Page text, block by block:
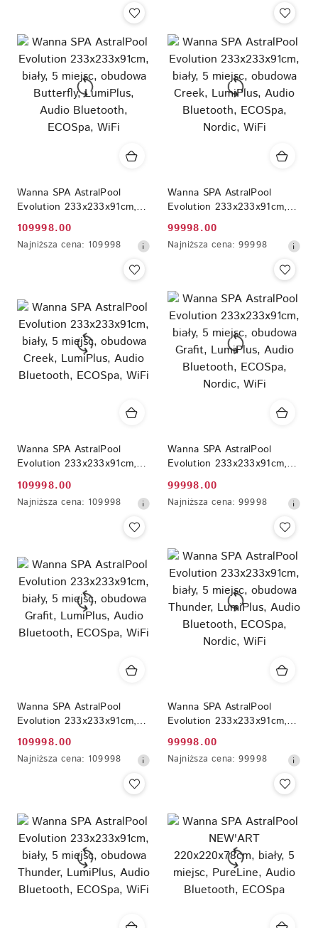
dni
przed
obniżką
dni
przed
obniżką
Wanna SPA AstralPool
Evolution 233x233x91cm,
biały, 5 miejsc, obudowa
Butterfly, LumiPlus, Audio
Bluetooth, ECOSpa, WiFi
Cena
promocyjna:
109998.00
Najniższa
przed
obniżką
Najniższa cena: 109998
Wanna SPA AstralPool
Evolution 233x233x91cm,
biały, 5 miejsc, obudowa
Creek, LumiPlus, Audio
Bluetooth, ECOSpa, Nordic,
Cena
promocyjna:
99998.00
Najniższa
dni
przed
obniżką
Najniższa cena: 99998
Wanna SPA AstralPool
Evolution 233x233x91cm,
biały, 5 miejsc, obudowa
Creek, LumiPlus, Audio
Bluetooth, ECOSpa, WiFi
Cena
promocyjna:
109998.00
Najniższa
przed
obniżką
Najniższa cena: 109998
Wanna SPA AstralPool
Evolution 233x233x91cm,
biały, 5 miejsc, obudowa
Grafit, LumiPlus, Audio
Bluetooth, ECOSpa, Nordic,
Cena
promocyjna:
99998.00
Najniższa
dni
przed
obniżką
Najniższa cena: 99998
Wanna SPA AstralPool
Evolution 233x233x91cm,
biały, 5 miejsc, obudowa
Grafit, LumiPlus, Audio
Bluetooth, ECOSpa, WiFi
Cena
promocyjna:
109998.00
Najniższa
przed
obniżką
Najniższa cena: 109998
Wanna SPA AstralPool
Evolution 233x233x91cm,
biały, 5 miejsc, obudowa
Thunder, LumiPlus, Audio
Bluetooth, ECOSpa, Nordic,
Cena
promocyjna:
99998.00
Najniższa
przed
Najniższa cena: 99998